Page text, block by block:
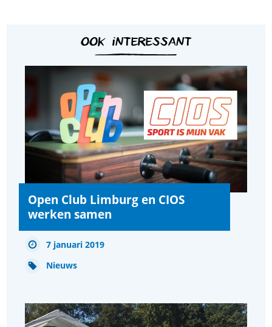
OOK INTERESSANT
Open Club Limburg en CIOS
werken samen
7 januari 2019
Nieuws